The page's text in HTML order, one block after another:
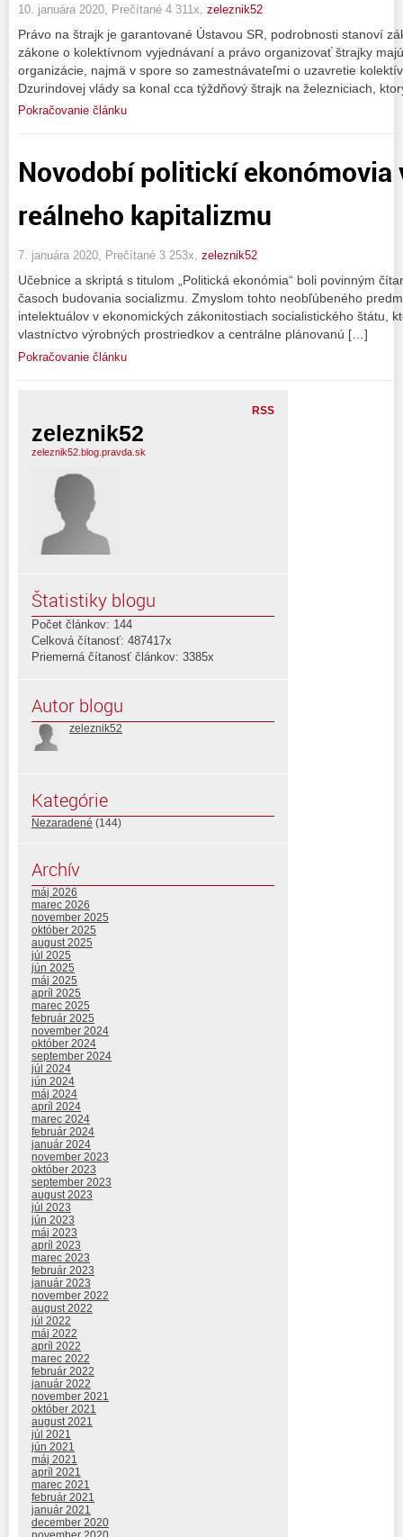
10. januára 2020, Prečítané 4 311x, zeleznik52
Právo na štrajk je garantované Ústavou SR, podrobnosti stanoví
zákone o kolektívnom vyjednávaní a právo organizovať štrajky
organizácie, najmä v spore so zamestnávateľmi o uzavretie
Dzurindovej vlády sa konal cca týždňový štrajk na železniciach,
Pokračovanie článku
Novodobí politickí ekonómovia
reálneho kapitalizmu
7. januára 2020, Prečítané 3 253x, zeleznik52
Učebnice a skriptá s titulom „Politická ekonómia“ boli povinným
časoch budovania socializmu. Zmyslom tohto neobľúbeného
intelektuálov v ekonomických zákonitostiach socialistického štátu,
vlastníctvo výrobných prostriedkov a centrálne plánovanú […]
Pokračovanie článku
RSS
zeleznik52
zeleznik52.blog.pravda.sk
Štatistiky blogu
Počet článkov: 144
Celková čítanosť: 487417x
Priemerná čítanosť článkov: 3385x
Autor blogu
zeleznik52
Kategórie
Nezaradené (144)
Archív
máj 2026
marec 2026
november 2025
október 2025
august 2025
júl 2025
jún 2025
máj 2025
apríl 2025
marec 2025
február 2025
november 2024
október 2024
september 2024
júl 2024
jún 2024
máj 2024
apríl 2024
marec 2024
február 2024
január 2024
november 2023
október 2023
september 2023
august 2023
júl 2023
jún 2023
máj 2023
apríl 2023
marec 2023
február 2023
január 2023
november 2022
august 2022
júl 2022
máj 2022
apríl 2022
marec 2022
február 2022
január 2022
november 2021
október 2021
august 2021
júl 2021
jún 2021
máj 2021
apríl 2021
marec 2021
február 2021
január 2021
december 2020